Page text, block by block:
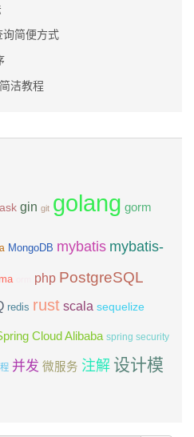
简便方式
洁教程
gin git golang gorm
MongoDB mybatis mybatis-
php PostgreSQL
redis rust scala sequelize
Cloud Alibaba spring security
并发 微服务 注解 设计模